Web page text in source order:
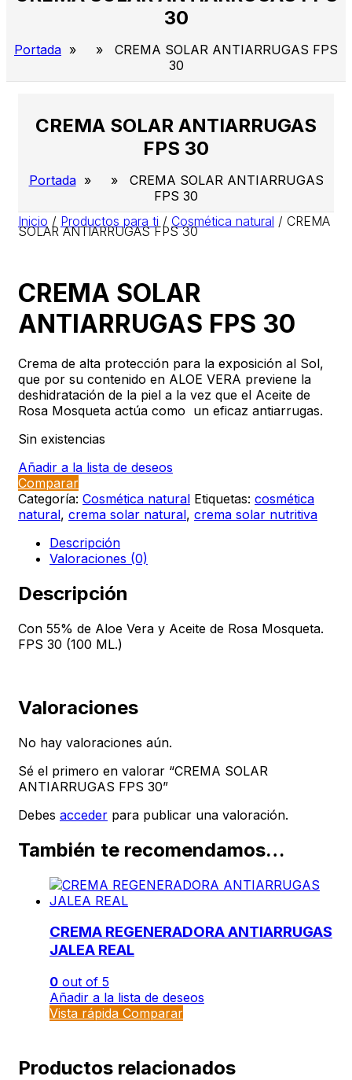
30
Portada » » CREMA SOLAR ANTIARRUGAS FPS
30
CREMA SOLAR ANTIARRUGAS
FPS 30
Portada» » CREMA SOLAR ANTIARRUGAS
FPS 30
Inicio / Productos para ti / Cosmética natural / CREMA
SOLAR ANTIARRUGAS FPS 30
CREMA SOLAR
ANTIARRUGAS FPS 30
Crema de alta protección para la exposición al Sol,
que por su contenido en ALOE VERA previene la
deshidratación de la piel a la vez que el Aceite de
Rosa Mosqueta actúa como un eficaz antiarrugas.
Sin existencias
Añadir a la lista de deseos
Comparar
Categoría: Cosmética natural Etiquetas: cosmética
natural, crema solar natural, crema solar nutritiva
Descripción
Valoraciones (0)
Descripción
Con 55% de Aloe Vera y Aceite de Rosa Mosqueta.
FPS 30 (100 ML.)
Valoraciones
No hay valoraciones aún.
Sé el primero en valorar “CREMA SOLAR
ANTIARRUGAS FPS 30”
Debes acceder para publicar una valoración.
También te recomendamos…
CREMA REGENERADORA ANTIARRUGAS
JALEA REAL
0 out of 5
Añadir a la lista de deseos
Vista rápida Comparar
Productos relacionados